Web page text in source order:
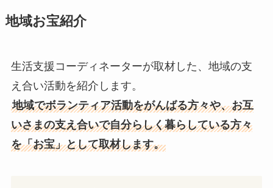
地域お宝紹介
生活支援コーディネーターが取材した、地域の支
え合い活動を紹介します。
地域でボランティア活動をがんばる方々や、お互
いさまの支え合いで自分らしく暮らしている方々
を「お宝」として取材します。